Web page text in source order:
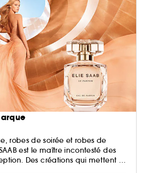
robes de soirée et robes de
est le maître incontesté des
Des créations qui mettent en
et rehaussent leur sensualité.